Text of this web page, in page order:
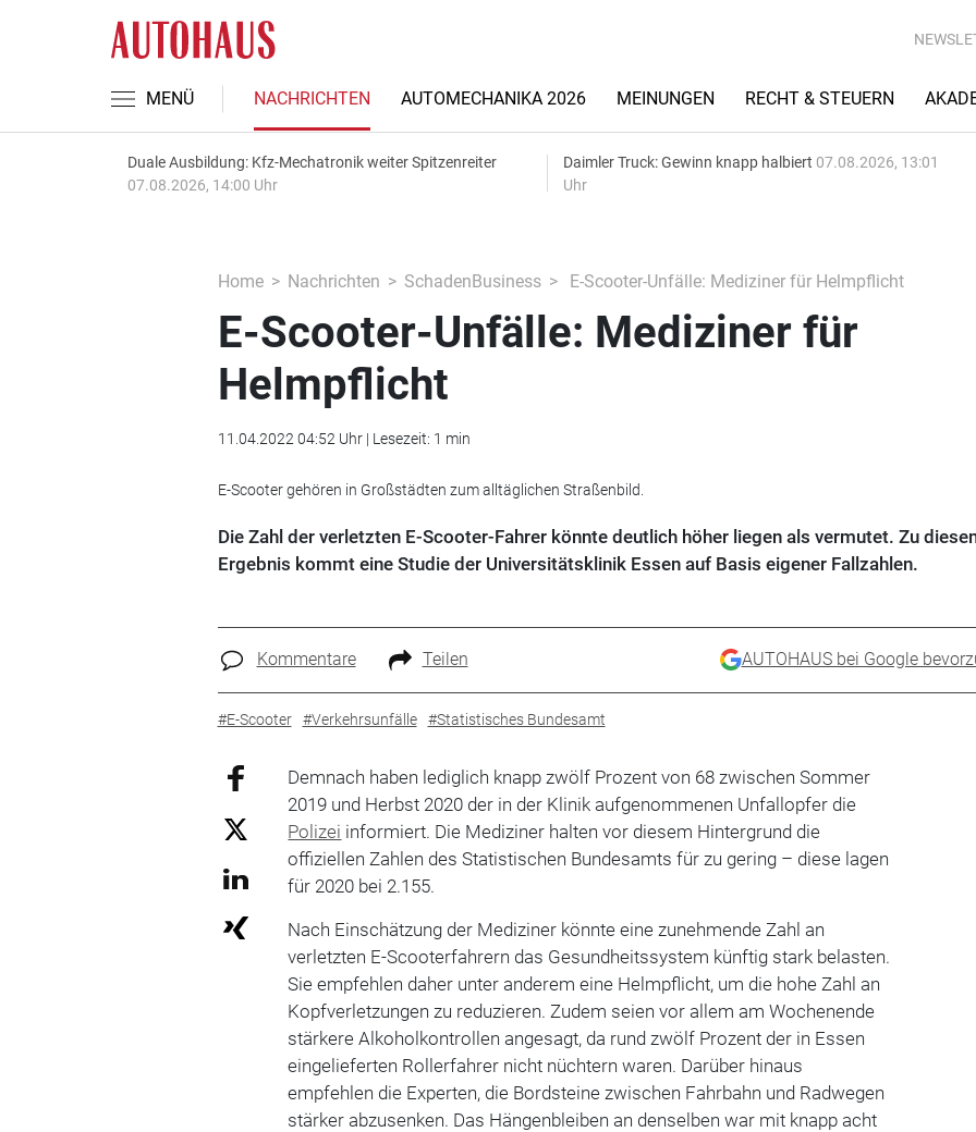
MENÜ NACHRICHTEN AUTOMECHANIKA 2026 MEINUNGEN RECHT & STEUERN
Duale Ausbildung: Kfz-Mechatronik weiter Spitzenreiter
07.08.2026, 14:00 Uhr
Daimler Truck: Gewinn knapp halbiert 07.08.2026, 13:01
Uhr
Home Nachrichten SchadenBusiness E-Scooter-Unfälle: Mediziner für Helmpflicht
E-Scooter-Unfälle: Mediziner für
Helmpflicht
11.04.2022 04:52 Uhr | Lesezeit: 1 min
E-Scooter gehören in Großstädten zum alltäglichen Straßenbild.
Die Zahl der verletzten E-Scooter-Fahrer könnte deutlich höher liegen als vermutet. Zu
Ergebnis kommt eine Studie der Universitätsklinik Essen auf Basis eigener Fallzahlen.
Kommentare Teilen AUTOHAUS bei Google
#E-Scooter #Verkehrsunfälle #Statistisches Bundesamt
Demnach haben lediglich knapp zwölf Prozent von 68 zwischen Sommer
2019 und Herbst 2020 der in der Klinik aufgenommenen Unfallopfer die
Polizei informiert. Die Mediziner halten vor diesem Hintergrund die
offiziellen Zahlen des Statistischen Bundesamts für zu gering – diese lagen
für 2020 bei 2.155.
Nach Einschätzung der Mediziner könnte eine zunehmende Zahl an
verletzten E-Scooterfahrern das Gesundheitssystem künftig stark belasten.
Sie empfehlen daher unter anderem eine Helmpflicht, um die hohe Zahl an
Kopfverletzungen zu reduzieren. Zudem seien vor allem am Wochenende
stärkere Alkoholkontrollen angesagt, da rund zwölf Prozent der in Essen
eingelieferten Rollerfahrer nicht nüchtern waren. Darüber hinaus
empfehlen die Experten, die Bordsteine zwischen Fahrbahn und Radwegen
stärker abzusenken. Das Hängenbleiben an denselben war mit knapp acht